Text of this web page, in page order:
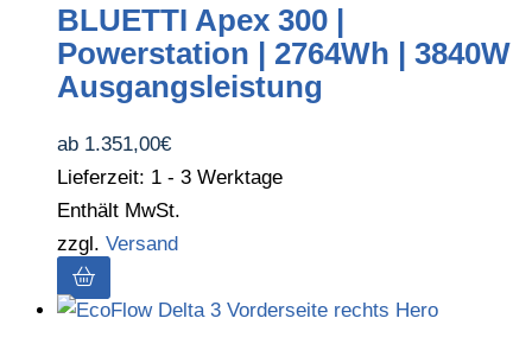
BLUETTI Apex 300 |
Powerstation | 2764Wh | 3840W
Ausgangsleistung
ab 1.351,00€
Lieferzeit: 1 - 3 Werktage
Enthält MwSt.
zzgl. Versand